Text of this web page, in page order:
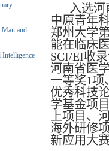
入选
中原青年
郑州大学
能在临床
SCI/EI收
河南省医
一等奖1项
优秀科技
学基金项
上项目、
海外研修
新应用大
Man and